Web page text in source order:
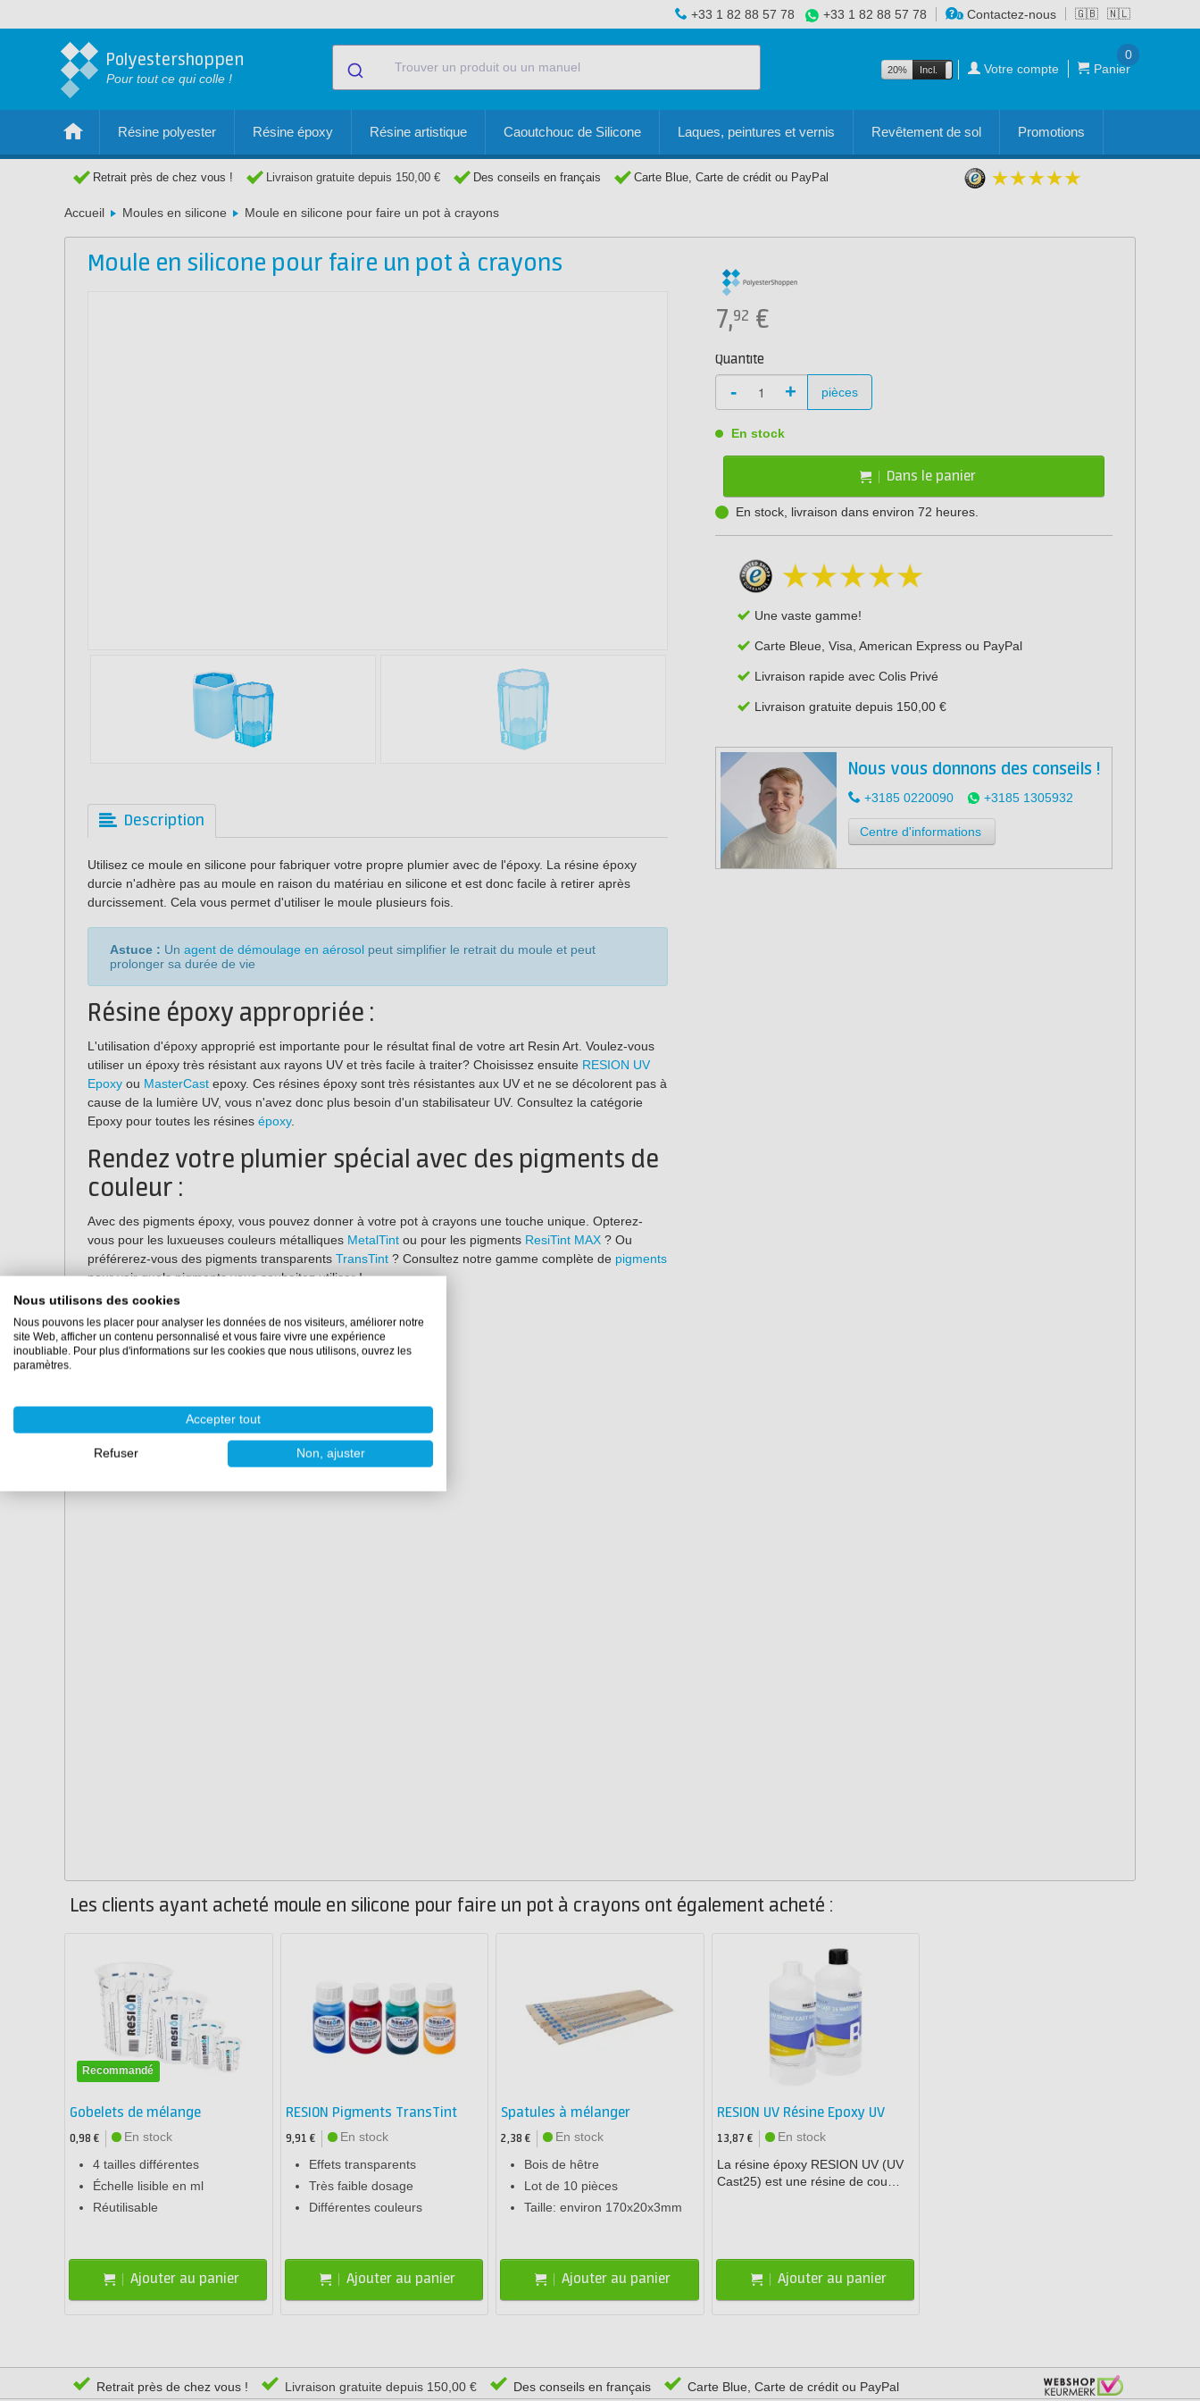
🇬🇧 🇳🇱
+33 1 82 88 57 78 +33 1 82 88 57 78 Contactez-nous
Polyestershoppen
Pour tout ce qui colle !
20% Incl. Excl. Votre compte Panier
0
Résine polyester Résine époxy Résine artistique Caoutchouc de Silicone Laques, peintures et vernis Revêtement de sol Promotions
Retrait près de chez vous ! Livraison gratuite depuis 150,00 € Des conseils en français Carte Blue, Carte de crédit ou PayPal
Accueil Moules en silicone Moule en silicone pour faire un pot à crayons
Moule en silicone pour faire un pot à crayons
Description
Utilisez ce moule en silicone pour fabriquer votre propre plumier avec de l'époxy. La résine époxy
durcie n'adhère pas au moule en raison du matériau en silicone et est donc facile à retirer après
durcissement. Cela vous permet d'utiliser le moule plusieurs fois.
Astuce : Un agent de démoulage en aérosol peut simplifier le retrait du moule et peut
prolonger sa durée de vie
Résine époxy appropriée :
L'utilisation d'époxy approprié est importante pour le résultat final de votre art Resin Art. Voulez-vous
utiliser un époxy très résistant aux rayons UV et très facile à traiter? Choisissez ensuite RESION UV
Epoxy ou MasterCast epoxy. Ces résines époxy sont très résistantes aux UV et ne se décolorent pas à
cause de la lumière UV, vous n'avez donc plus besoin d'un stabilisateur UV. Consultez la catégorie
Epoxy pour toutes les résines époxy.
Rendez votre plumier spécial avec des pigments de
couleur :
Avec des pigments époxy, vous pouvez donner à votre pot à crayons une touche unique. Opterez-
vous pour les luxueuses couleurs métalliques MetalTint ou pour les pigments ResiTint MAX ? Ou
préférerez-vous des pigments transparents TransTint ? Consultez notre gamme complète de pigments
pour voir quels pigments vous souhaitez utiliser !
Les caractéristiques :
Forma :Boîte à crayons
Les dimensions :
Longueur :11,5 cm
Largeur :
7,92 €
Quantité
- + pièces
En stock
Dans le panier
En stock, livraison dans environ 72 heures.
Une vaste gamme!
Carte Bleue, Visa, American Express ou PayPal
Livraison rapide avec Colis Privé
Livraison gratuite depuis 150,00 €
Nous vous donnons des conseils !
+3185 0220090 +3185 1305932
Centre d'informations
Les clients ayant acheté moule en silicone pour faire un pot à crayons ont également acheté :
Recommandé
Gobelets de mélange
0,98 €
En stock
4 tailles différentes
Échelle lisible en ml
Réutilisable
Ajouter au panier
RESION Pigments TransTint
9,91 €
En stock
Effets transparents
Très faible dosage
Différentes couleurs
Ajouter au panier
Spatules à mélanger
2,38 €
En stock
Bois de hêtre
Lot de 10 pièces
Taille: environ 170x20x3mm
Ajouter au panier
RESION UV Résine Epoxy UV
13,87 €
En stock
La résine époxy RESION UV (UV
Cast25) est une résine de cou…
Ajouter au panier
Retrait près de chez vous ! Livraison gratuite depuis 150,00 € Des conseils en français Carte Blue, Carte de crédit ou PayPal
Nous utilisons des cookies
Nous pouvons les placer pour analyser les données de nos visiteurs, améliorer notre
site Web, afficher un contenu personnalisé et vous faire vivre une expérience
inoubliable. Pour plus d'informations sur les cookies que nous utilisons, ouvrez les
paramètres.
Accepter tout
Refuser Non, ajuster